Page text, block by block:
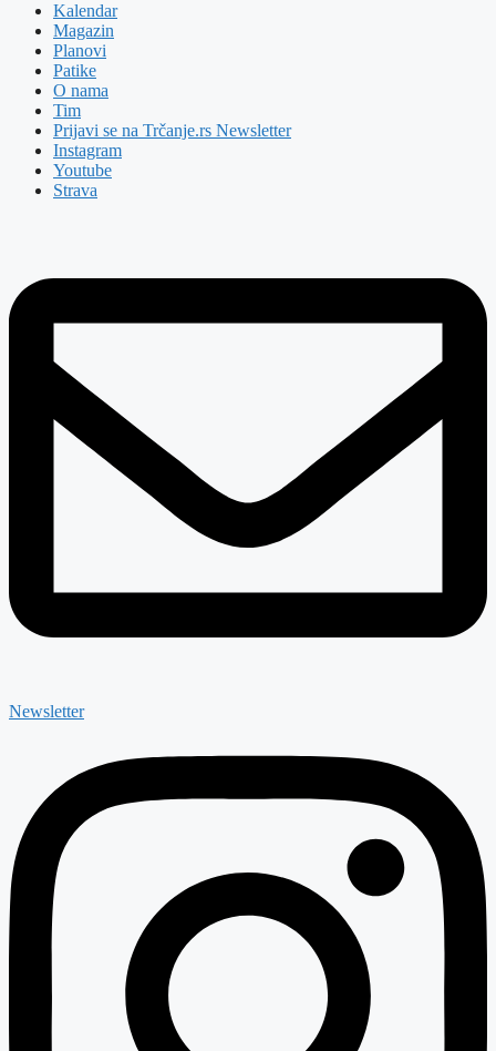
Kalendar
Magazin
Planovi
Patike
O nama
Tim
Prijavi se na Trčanje.rs Newsletter
Instagram
Youtube
Strava
Newsletter